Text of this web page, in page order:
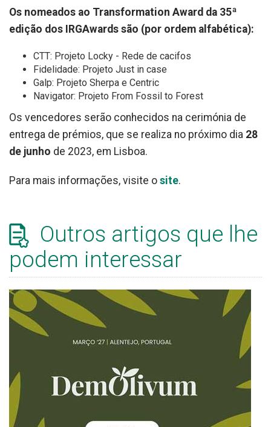
Os nomeados ao Transformation Award da 35ª
edição dos IRGAwards são (por ordem alfabética):
CTT: Projeto Locky - Rede de cacifos
Fidelidade: Projeto Just in case
Galp: Projeto Sherpa e Centric
Navigator: Projeto From Fossil to Forest
Os vencedores serão conhecidos na cerimónia de
entrega de prémios, que se realiza no próximo dia 28
de junho de 2023, em Lisboa.
Para mais informações, visite o site.
Outros artigos que lhe
podem interessar